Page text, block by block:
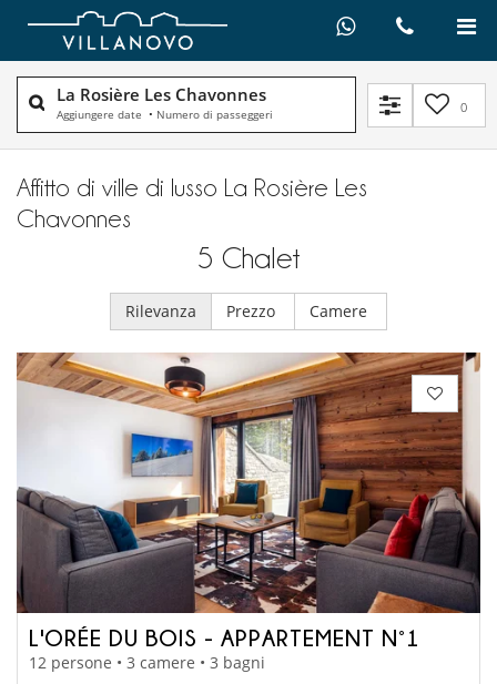
La Rosière Les Chavonnes
Aggiungere date • Numero di passeggeri 0
Affitto di ville di lusso La Rosière Les
Chavonnes
5 Chalet
Rilevanza Prezzo Camere
L'ORÉE DU BOIS - APPARTEMENT N°1
12 persone • 3 camere • 3 bagni